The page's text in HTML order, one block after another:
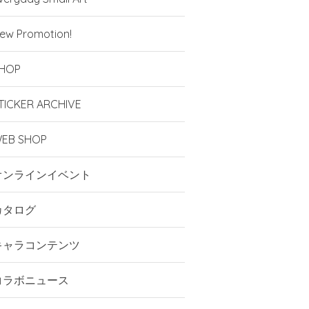
Promotion!
ARCHIVE
SHOP
ンラインイベント
タログ
ャラコンテンツ
ラボニュース